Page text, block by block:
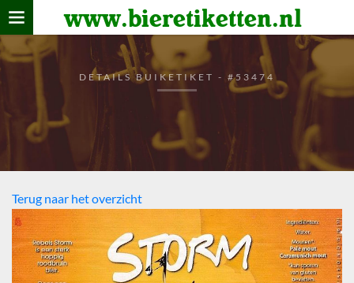
www.bieretiketten.nl
Home
verzamelen
De bierkaart
Bezoekers
DETAILS BUIKETIKET - #53474
Terug naar het overzicht